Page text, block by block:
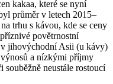
kakaa, které se nyní
průměr v letech 2015–
trhu s kávou, kde se ceny
povětrnostní
jihovýchodní Asii (u kávy)
a nízkými příjmy
neustále rostoucí